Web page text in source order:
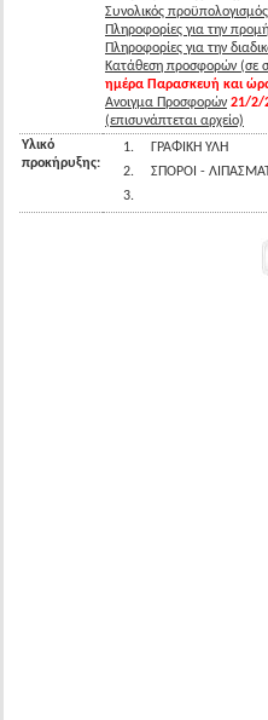
Συνολικός
Πληροφορίες για την
Πληροφορίες για την
Κατάθεση προσφορών (σε
ημέρα Παρασκευή και
Ανοιγμα Προσφορών 21/2/
(επισυνάπτεται αρχείο)
Υλικό
προκήρυξης:
1.
ΓΡΑΦΙΚΗ ΥΛΗ
2.
ΣΠΟΡΟΙ -
3.